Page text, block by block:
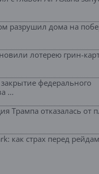
разрушил дома на
лотерею грин-
федерального
...
Трампа отказалась от
как страх перед